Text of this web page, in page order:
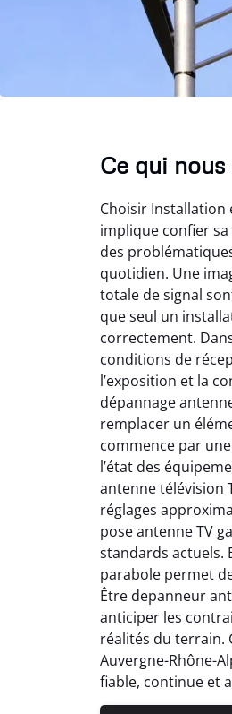
Ce qui
Choisir Installation
implique confier
des
quotidien. Une
totale de signal
que seul un
correctement.
conditions de
l’exposition et la
dépannage
remplacer un
commence par
l’état des
antenne télévision
réglages
pose antenne TV
standards actuels.
parabole permet
Être depanneur
anticiper les
réalités du terrain.
Auvergne-Rhône-
fiable, continue et